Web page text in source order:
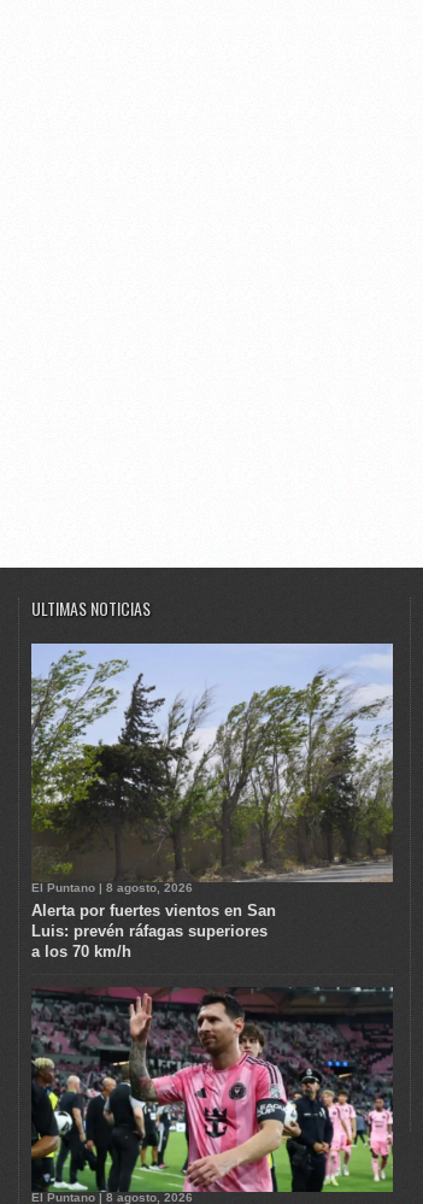
ULTIMAS NOTICIAS
El Puntano | 8 agosto, 2026
Alerta por fuertes vientos en San
Luis: prevén ráfagas superiores
a los 70 km/h
El Puntano | 8 agosto, 2026